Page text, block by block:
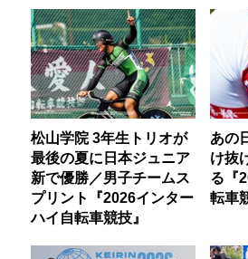
松山学院 3年生トリオが
最後の夏に日本ジュニア
新で優勝／男子チームス
プリント『2026インター
ハイ自転車競技』
あの
け抜
る『
転車